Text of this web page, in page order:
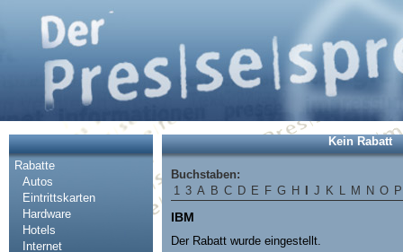
Rabatte
Autos
Eintrittskarten
Hardware
Hotels
Internet
Kein Rabatt
Buchstaben:
1 3 A B C D E F G H J K L M N O P
IBM
Der Rabatt wurde eingestellt.